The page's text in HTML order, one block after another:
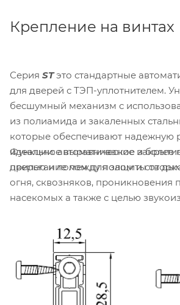
Крепление на винтах
Серия STэто стандартные
для дверей с ТЭП-уплотнителем.
бесшумный механизм с
из полиамида и закаленных
которые обеспечивают надежную
идеальное выравнивание и более
прилегание между полом и
Функции: автоматическое
дверью и полом для защиты от
огня, сквозняков, проникновения
насекомых а также с целью